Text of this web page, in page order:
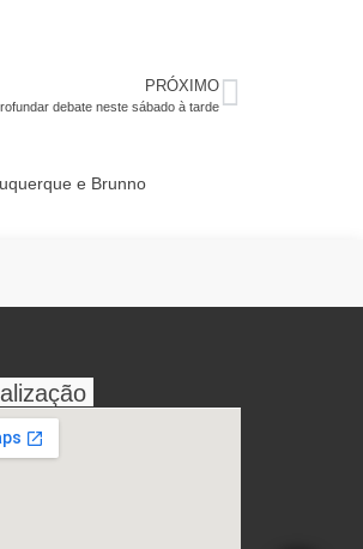
PRÓXIMO
debate neste sábado à tarde
e Brunno